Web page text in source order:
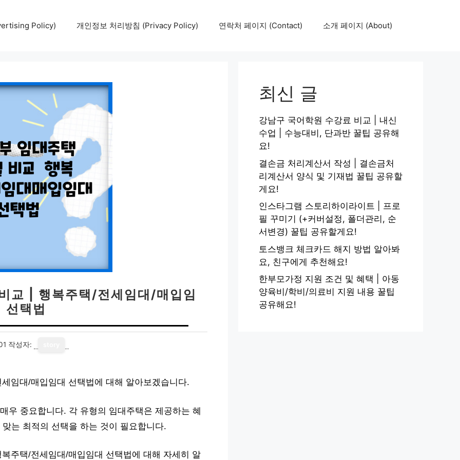
Policy) 개인정보 처리방침 (Privacy Policy) 연락처 페이지 (Contact) 소개 페이지 (About)
교 | 행복주택/전세임대/매입임
선택법
작성자:
임대/매입임대 선택법에 대해 알아보겠습니다.
우 중요합니다. 각 유형의 임대주택은 제공하는 혜
는 최적의 선택을 하는 것이 필요합니다.
주택/전세임대/매입임대 선택법에 대해 자세히 알
최신 글
강남구 국어학원 수강료 비교 | 내신
수업 | 수능대비, 단과반 꿀팁 공유해
요!
결손금 처리계산서 작성 | 결손금처
리계산서 양식 및 기재법 꿀팁 공유할
게요!
인스타그램 스토리하이라이트 | 프로
필 꾸미기 (+커버설정, 폴더관리, 순
서변경) 꿀팁 공유할게요!
토스뱅크 체크카드 해지 방법 알아봐
요, 친구에게 추천해요!
한부모가정 지원 조건 및 혜택 | 아동
양육비/학비/의료비 지원 내용 꿀팁
공유해요!